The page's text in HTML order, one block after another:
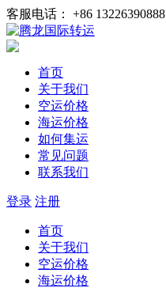
客服电话： +86 13226390888
首页
关于我们
空运价格
海运价格
如何集运
常见问题
联系我们
登录 注册
首页
关于我们
空运价格
海运价格